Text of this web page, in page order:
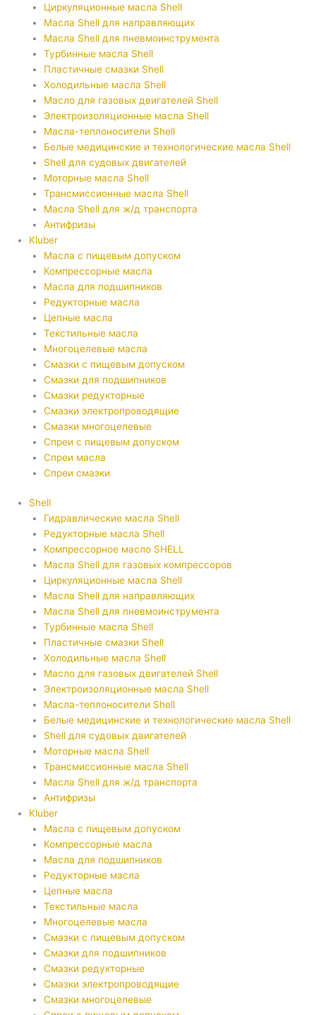
Циркуляционные масла Shell
Масла Shell для направляющих
Масла Shell для пневмоинструмента
Турбинные масла Shell
Пластичные смазки Shell
Холодильные масла Shell
Масло для газовых двигателей Shell
Электроизоляционные масла Shell
Масла-теплоносители Shell
Белые медицинские и технологические масла Shell
Shell для судовых двигателей
Моторные масла Shell
Трансмиссионные масла Shell
Масла Shell для ж/д транспорта
Антифризы
Kluber
Масла с пищевым допуском
Компрессорные масла
Масла для подшипников
Редукторные масла
Цепные масла
Текстильные масла
Многоцелевые масла
Смазки с пищевым допуском
Смазки для подшипников
Смазки редукторные
Смазки электропроводящие
Смазки многоцелевые
Спреи с пищевым допуском
Спреи масла
Спреи смазки
Shell
Гидравлические масла Shell
Редукторные масла Shell
Компрессорное масло SHELL
Масла Shell для газовых компрессоров
Циркуляционные масла Shell
Масла Shell для направляющих
Масла Shell для пневмоинструмента
Турбинные масла Shell
Пластичные смазки Shell
Холодильные масла Shell
Масло для газовых двигателей Shell
Электроизоляционные масла Shell
Масла-теплоносители Shell
Белые медицинские и технологические масла Shell
Shell для судовых двигателей
Моторные масла Shell
Трансмиссионные масла Shell
Масла Shell для ж/д транспорта
Антифризы
Kluber
Масла с пищевым допуском
Компрессорные масла
Масла для подшипников
Редукторные масла
Цепные масла
Текстильные масла
Многоцелевые масла
Смазки с пищевым допуском
Смазки для подшипников
Смазки редукторные
Смазки электропроводящие
Смазки многоцелевые